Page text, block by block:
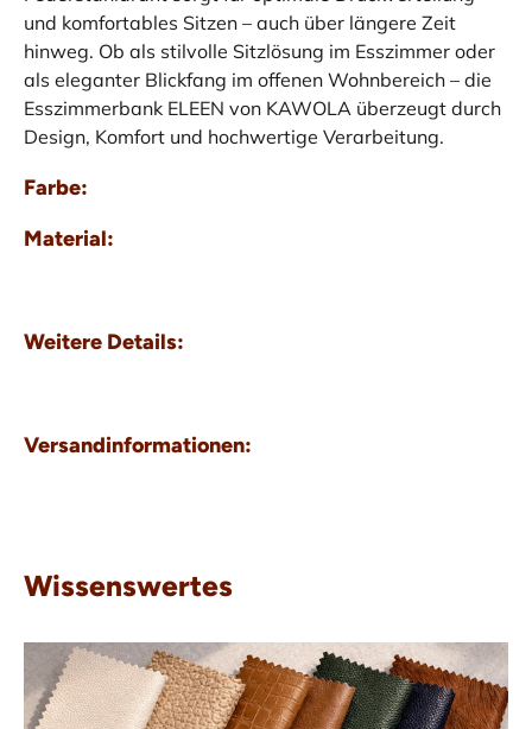
und komfortables Sitzen – auch über längere Zeit
hinweg. Ob als stilvolle Sitzlösung im Esszimmer oder
als eleganter Blickfang im offenen Wohnbereich – die
Esszimmerbank ELEEN von KAWOLA überzeugt durch
Design, Komfort und hochwertige Verarbeitung.
Farbe:
Material:
Weitere Details:
Versandinformationen:
Wissenswertes